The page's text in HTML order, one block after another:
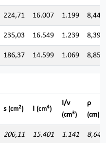
224,71 16.007 1.199 8,440
235,03 16.549 1.239 8,391
186,37 14.599 1.069 8,850
s (cm2) I (cm4)
I/v
(cm3)
ρ
(cm)
206,11 15.401 1.141 8,644